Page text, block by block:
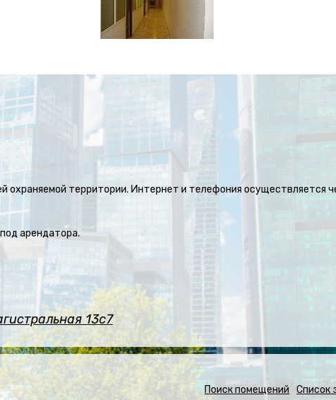
охраняемой территории. Интернет и телефония осуществляется
арендатора.
13с7
Поиск помещений Список